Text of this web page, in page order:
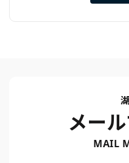
メー
MAIL